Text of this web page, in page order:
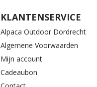
KLANTENSERVICE
Alpaca Outdoor Dordrecht
Algemene Voorwaarden
Mijn account
Cadeaubon